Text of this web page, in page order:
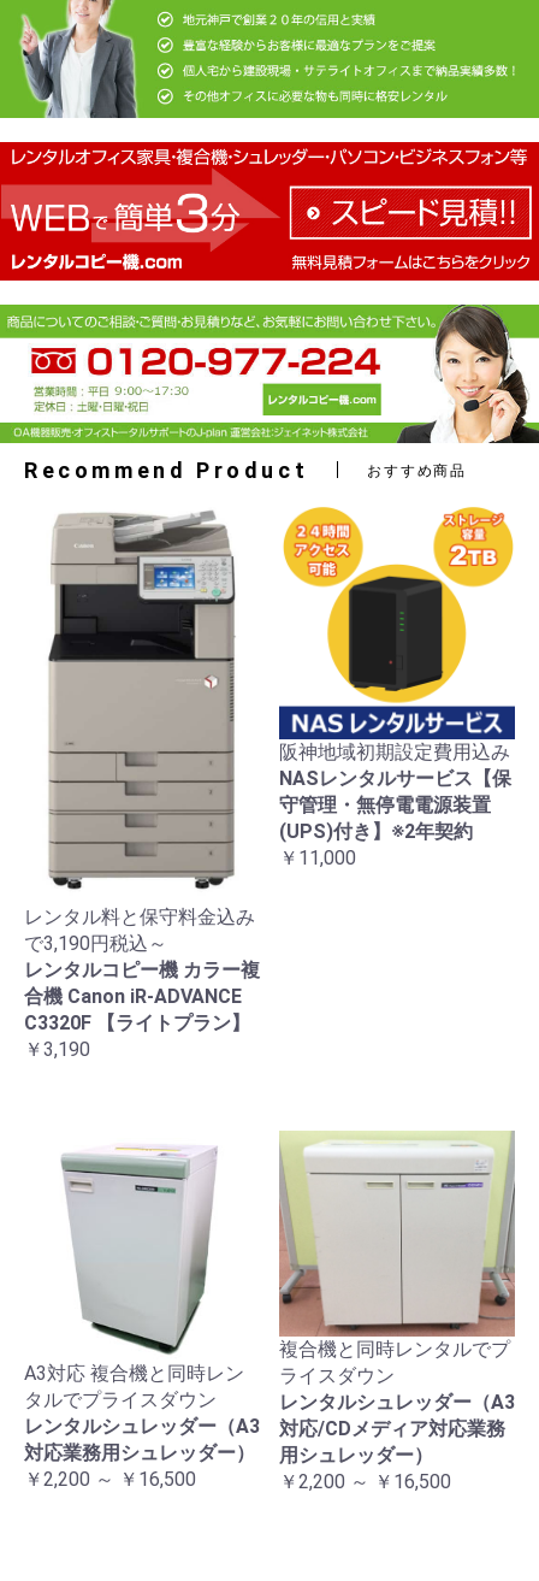
Recommend Product おすすめ商品
レンタル料と保守料金込み
で3,190円税込～
レンタルコピー機 カラー複
合機 Canon iR-ADVANCE
C3320F 【ライトプラン】
￥3,190
阪神地域初期設定費用込み
NASレンタルサービス【保
守管理・無停電電源装置
(UPS)付き】※2年契約
￥11,000
A3対応 複合機と同時レン
タルでプライスダウン
レンタルシュレッダー（A3
対応業務用シュレッダー）
￥2,200 ～ ￥16,500
複合機と同時レンタルでプ
ライスダウン
レンタルシュレッダー（A3
対応/CDメディア対応業務
用シュレッダー）
￥2,200 ～ ￥16,500